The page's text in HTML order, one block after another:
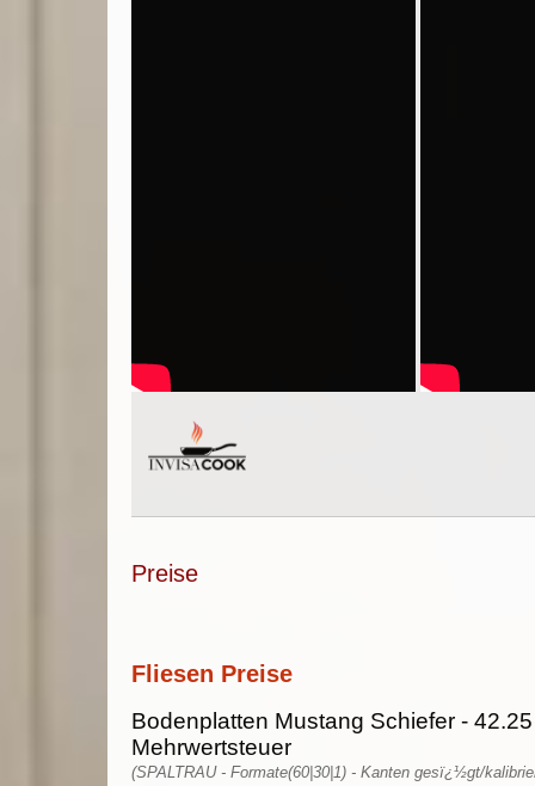
Preise
Fliesen Preise
Bodenplatten Mustang Schiefer -
Mehrwertsteuer
(SPALTRAU - Formate(60|30|1) - Kanten gesï¿½gt/